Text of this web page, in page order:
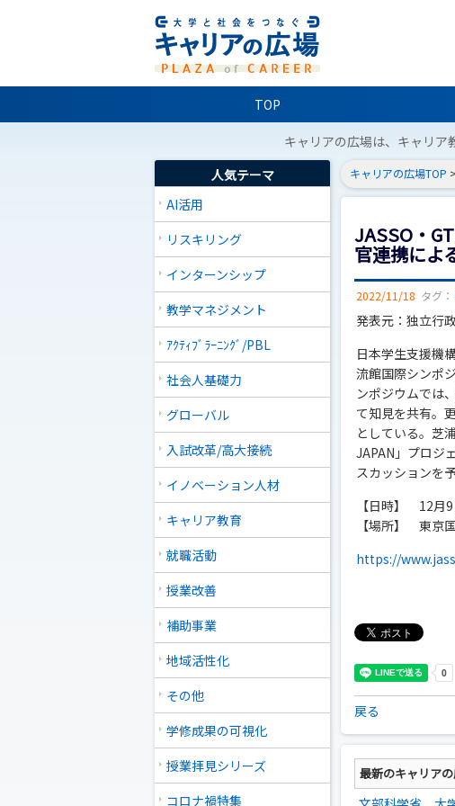
TOP
キャリアの広場は、キャリア
人気テーマ
AI活用
リスキリング
インターンシップ
教学マネジメント
ｱｸﾃｨﾌﾞﾗｰﾆﾝｸﾞ/PBL
社会人基礎力
グローバル
入試改革/高大接続
イノベーション人材
キャリア教育
就職活動
授業改善
補助事業
地域活性化
その他
学修成果の可視化
授業拝見シリーズ
コロナ禍特集
キャリアの広場TOP >
JASSO・
官連携によ
2022/11/18 タグ：
発表元：独立行
日本学生支援機
流館国際シンポ
ンポジウムでは
て知見を共有。
としている。芝
JAPAN」プロジ
スカッションを予
【日時】 12月
【場所】 東京
https://
戻る
最新のキャリア